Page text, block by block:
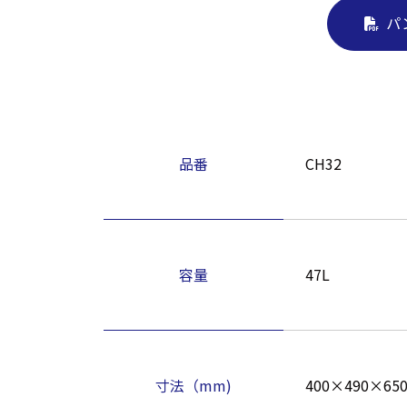
パ
品番 CH32
容量 47L
寸法（mm) 400×490×650